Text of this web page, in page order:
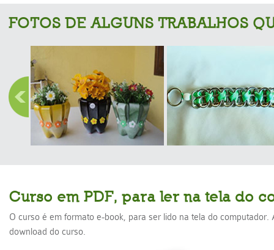
FOTOS DE ALGUNS TRABALHOS
Curso em PDF, para ler na tela do
O curso é em formato e-book, para ser lido na tela do
download do curso.